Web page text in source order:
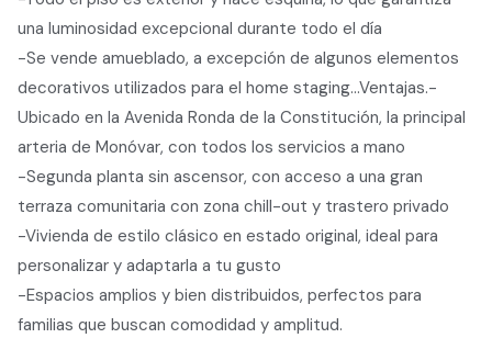
una luminosidad excepcional durante todo el día
-Se vende amueblado, a excepción de algunos elementos
decorativos utilizados para el home staging...Ventajas.-
Ubicado en la Avenida Ronda de la Constitución, la principal
arteria de Monóvar, con todos los servicios a mano
-Segunda planta sin ascensor, con acceso a una gran
terraza comunitaria con zona chill-out y trastero privado
-Vivienda de estilo clásico en estado original, ideal para
personalizar y adaptarla a tu gusto
-Espacios amplios y bien distribuidos, perfectos para
familias que buscan comodidad y amplitud.